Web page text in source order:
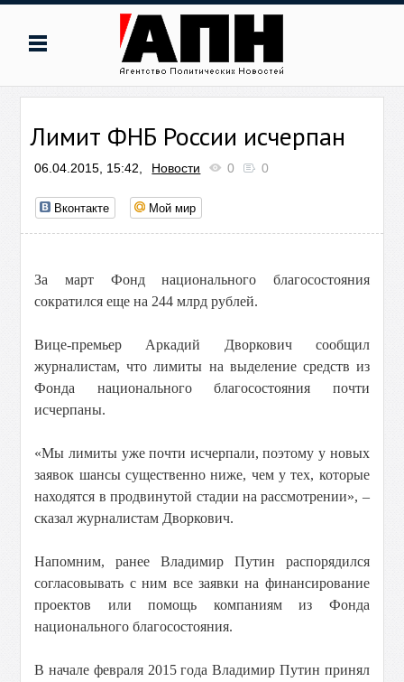
Лимит ФНБ России исчерпан
06.04.2015, 15:42, Новости 0 0
Вконтакте Мой мир
За март Фонд национального благосостояния
сократился еще на 244 млрд рублей.
Вице-премьер Аркадий Дворкович сообщил
журналистам, что лимиты на выделение средств из
Фонда национального благосостояния почти
исчерпаны.
«Мы лимиты уже почти исчерпали, поэтому у новых
заявок шансы существенно ниже, чем у тех, которые
находятся в продвинутой стадии на рассмотрении», –
сказал журналистам Дворкович.
Напомним, ранее Владимир Путин распорядился
согласовывать с ним все заявки на финансирование
проектов или помощь компаниям из Фонда
национального благосостояния.
В начале февраля 2015 года Владимир Путин принял